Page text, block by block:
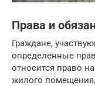
Права и
Граждане,
определенные
относится право
жилого